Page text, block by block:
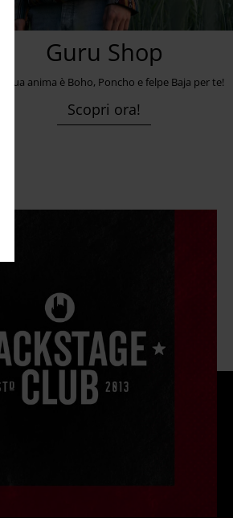
Guru Shop
la tua anima è Boho, Poncho e felpe Baja per te!
Scopri ora!